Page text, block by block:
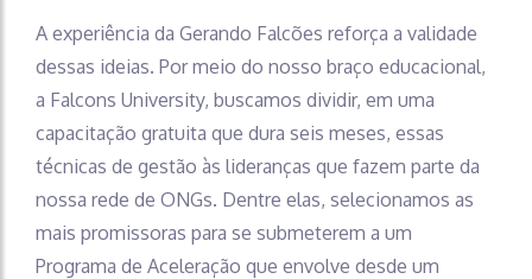
A experiência da Gerando Falcões reforça a validade
dessas ideias. Por meio do nosso braço educacional,
a Falcons University, buscamos dividir, em uma
capacitação gratuita que dura seis meses, essas
técnicas de gestão às lideranças que fazem parte da
nossa rede de ONGs. Dentre elas, selecionamos as
mais promissoras para se submeterem a um
Programa de Aceleração que envolve desde um